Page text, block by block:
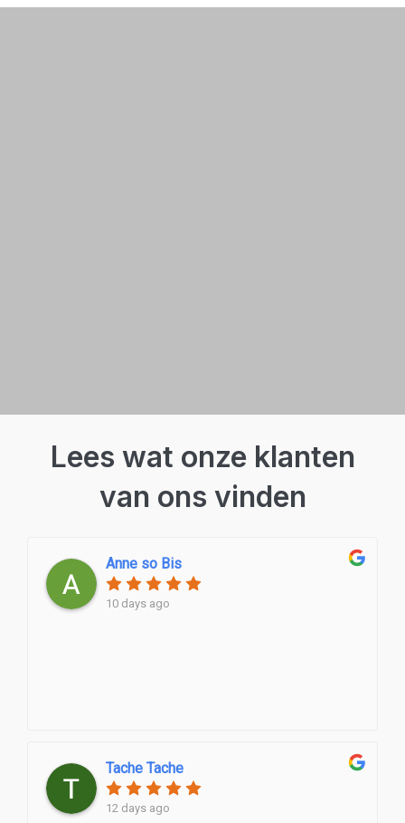
Lees wat onze klanten
van ons vinden
Anne so Bis
10 days ago
Tache Tache
12 days ago